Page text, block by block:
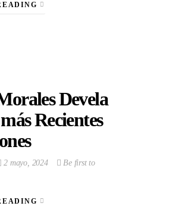
Devela
Recientes
2 mayo, 2024
Be first to